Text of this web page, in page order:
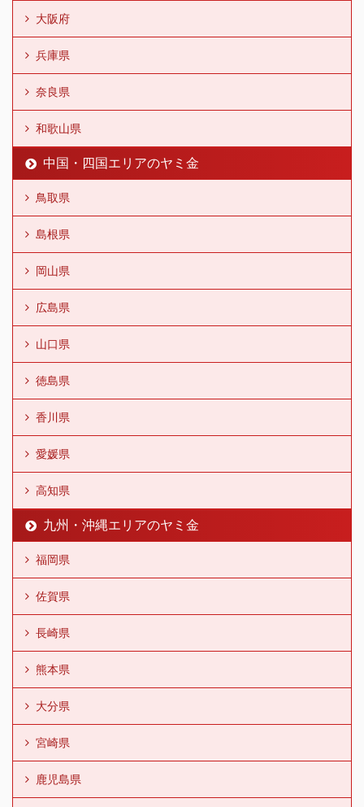
大阪府
兵庫県
奈良県
和歌山県
中国・四国エリアのヤミ金
鳥取県
島根県
岡山県
広島県
山口県
徳島県
香川県
愛媛県
高知県
九州・沖縄エリアのヤミ金
福岡県
佐賀県
長崎県
熊本県
大分県
宮崎県
鹿児島県